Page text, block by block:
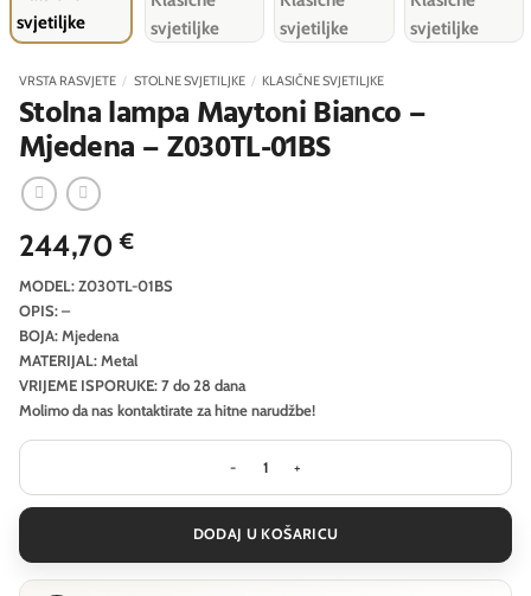
VRSTA RASVJETE / STOLNE SVJETILJKE / KLASIČNE SVJETILJKE
Stolna lampa Maytoni Bianco –
Mjedena – Z030TL-01BS
244,70€
MODEL: Z030TL-01BS
OPIS: –
BOJA: Mjedena
MATERIJAL: Metal
VRIJEME ISPORUKE: 7 do 28 dana
Molimo da nas kontaktirate za hitne narudžbe!
Stolna lampa Maytoni Bianco -
DODAJ U KOŠARICU